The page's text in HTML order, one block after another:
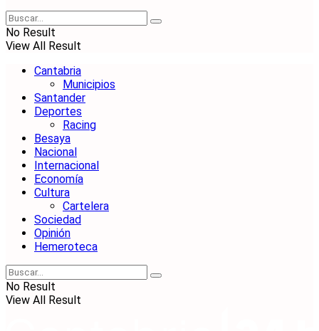
No Result
View All Result
Cantabria
Municipios
Santander
Deportes
Racing
Besaya
Nacional
Internacional
Economía
Cultura
Cartelera
Sociedad
Opinión
Hemeroteca
No Result
View All Result